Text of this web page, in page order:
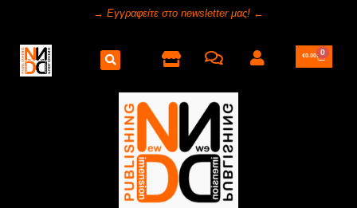
→ Εγγραφείτε στο newsletter μας! ←
€0.00 0